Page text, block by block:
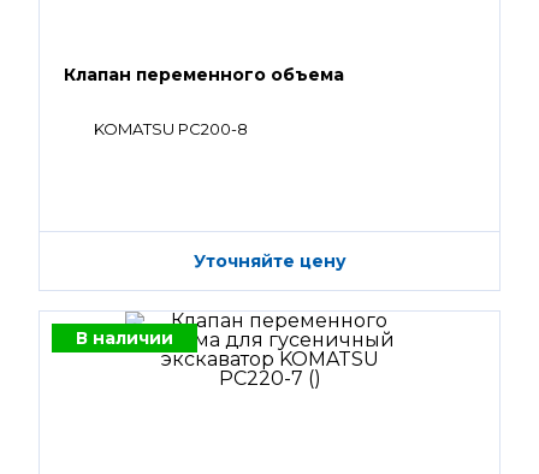
Клапан переменного объема
KOMATSU PC200-8
Уточняйте цену
В наличии